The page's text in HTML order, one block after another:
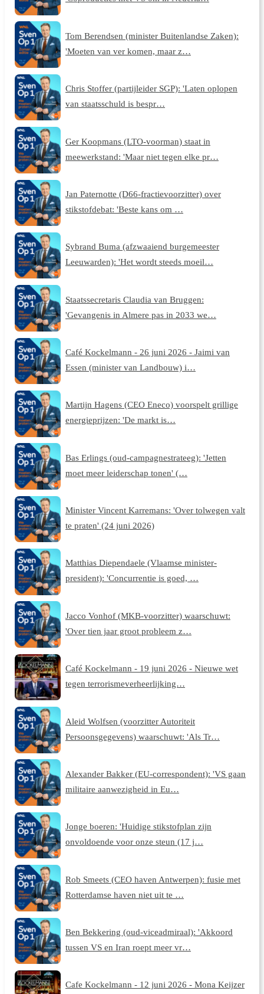
Tom Berendsen (minister Buitenlandse Zaken):
'Moeten van ver komen, maar z…
Chris Stoffer (partijleider SGP): 'Laten oplopen
van staatsschuld is bespr…
Ger Koopmans (LTO-voorman) staat in
meewerkstand: 'Maar niet tegen elke pr…
Jan Paternotte (D66-fractievoorzitter) over
stikstofdebat: 'Beste kans om …
Sybrand Buma (afzwaaiend burgemeester
Leeuwarden): 'Het wordt steeds moeil…
Staatssecretaris Claudia van Bruggen:
'Gevangenis in Almere pas in 2033 we…
Café Kockelmann - 26 juni 2026 - Jaimi van
Essen (minister van Landbouw) i…
Martijn Hagens (CEO Eneco) voorspelt grillige
energieprijzen: 'De markt is…
Bas Erlings (oud-campagnestrateeg): 'Jetten
moet meer leiderschap tonen' (…
Minister Vincent Karremans: 'Over tolwegen valt
te praten' (24 juni 2026)
Matthias Diependaele (Vlaamse minister-
president): 'Concurrentie is goed, …
Jacco Vonhof (MKB-voorzitter) waarschuwt:
'Over tien jaar groot probleem z…
Café Kockelmann - 19 juni 2026 - Nieuwe wet
tegen terrorismeverheerlijking…
Aleid Wolfsen (voorzitter Autoriteit
Persoonsgegevens) waarschuwt: 'Als Tr…
Alexander Bakker (EU-correspondent): 'VS gaan
militaire aanwezigheid in Eu…
Jonge boeren: 'Huidige stikstofplan zijn
onvoldoende voor onze steun (17 j…
Rob Smeets (CEO haven Antwerpen): fusie met
Rotterdamse haven niet uit te …
Ben Bekkering (oud-viceadmiraal): 'Akkoord
tussen VS en Iran roept meer vr…
Cafe Kockelmann - 12 juni 2026 - Mona Keijzer